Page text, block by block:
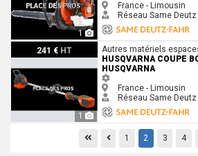
1
France - Limousin
Réseau Same Deutz
241 € HT
1
Husqvarna Coupe bordures 110IL PACK
Autres matériels
HUSQVARNA COUPE
HUSQVARNA
France - Limousin
Réseau Same Deutz
FirstPrevious
1 2 3 4